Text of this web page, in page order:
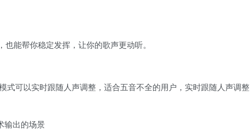
能帮你稳定发挥，让你的歌声更动听。
式可以实时跟随人声调整，适合五音不全的用户，实时跟随人声调整
输出的场景